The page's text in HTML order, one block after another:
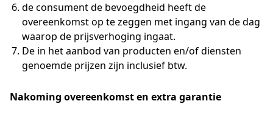
de consument de bevoegdheid heeft de
overeenkomst op te zeggen met ingang van de dag
waarop de prijsverhoging ingaat.
De in het aanbod van producten en/of diensten
genoemde prijzen zijn inclusief btw.
Nakoming overeenkomst en extra garantie